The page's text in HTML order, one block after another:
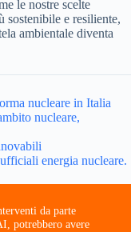
le nostre scelte
sostenibile e resiliente,
ambientale diventa
nucleare in Italia
nucleare,
energia nucleare.
da parte
potrebbero avere